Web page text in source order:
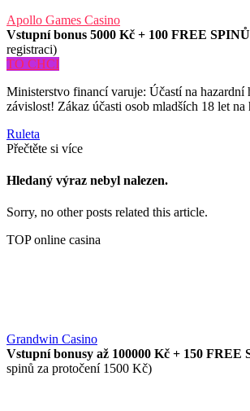
Apollo Games Casino
Vstupní bonus 5000 Kč + 100 FREE
registraci)
TO CHCI
Ministerstvo financí varuje: Účastí na hazardní
závislost! Zákaz účasti osob mladších 18 let na
Ruleta
Přečtěte si více
Hledaný výraz nebyl nalezen.
Sorry, no other posts related this article.
TOP online casina
Grandwin Casino
Vstupní bonusy až 100000 Kč + 150 FREE
spinů za protočení 1500 Kč)